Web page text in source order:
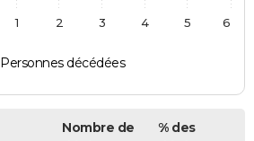
Personnes décédées
1 2 3 4 5 6
Nombre de
% des